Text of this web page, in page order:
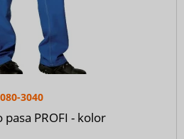
3040
PROFI - kolor